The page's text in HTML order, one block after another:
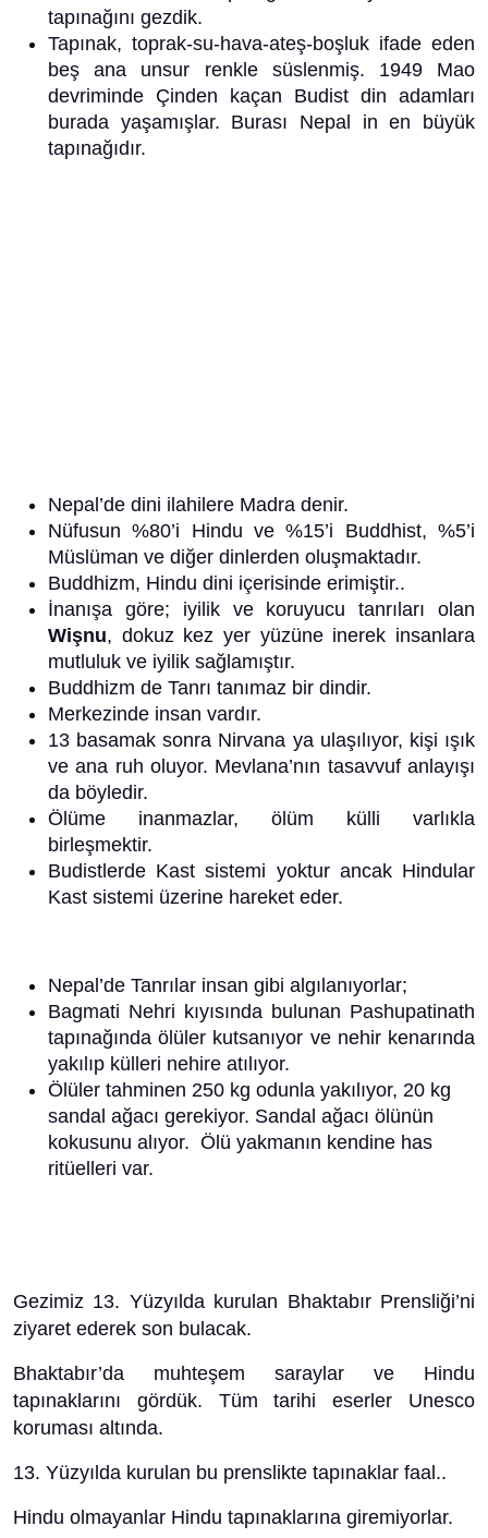
tapınağını gezdik.
Tapınak, toprak-su-hava-ateş-boşluk ifade eden
beş ana unsur renkle süslenmiş. 1949 Mao
devriminde Çinden kaçan Budist din adamları
burada yaşamışlar. Burası Nepal in en büyük
tapınağıdır.
Nepal’de dini ilahilere Madra denir.
Nüfusun %80’i Hindu ve %15’i Buddhist, %5’i
Müslüman ve diğer dinlerden oluşmaktadır.
Buddhizm, Hindu dini içerisinde erimiştir..
İnanışa göre; iyilik ve koruyucu tanrıları olan
Wişnu, dokuz kez yer yüzüne inerek insanlara
mutluluk ve iyilik sağlamıştır.
Buddhizm de Tanrı tanımaz bir dindir.
Merkezinde insan vardır.
13 basamak sonra Nirvana ya ulaşılıyor, kişi ışık
ve ana ruh oluyor. Mevlana’nın tasavvuf anlayışı
da böyledir.
Ölüme inanmazlar, ölüm külli varlıkla
birleşmektir.
Budistlerde Kast sistemi yoktur ancak Hindular
Kast sistemi üzerine hareket eder.
Nepal’de Tanrılar insan gibi algılanıyorlar;
Bagmati Nehri kıyısında bulunan Pashupatinath
tapınağında ölüler kutsanıyor ve nehir kenarında
yakılıp külleri nehire atılıyor.
Ölüler tahminen 250 kg odunla yakılıyor, 20 kg
sandal ağacı gerekiyor. Sandal ağacı ölünün
kokusunu alıyor. Ölü yakmanın kendine has
ritüelleri var.
Gezimiz 13. Yüzyılda kurulan Bhaktabır Prensliği’ni
ziyaret ederek son bulacak.
Bhaktabır’da muhteşem saraylar ve Hindu
tapınaklarını gördük. Tüm tarihi eserler Unesco
koruması altında.
13. Yüzyılda kurulan bu prenslikte tapınaklar faal..
Hindu olmayanlar Hindu tapınaklarına giremiyorlar.